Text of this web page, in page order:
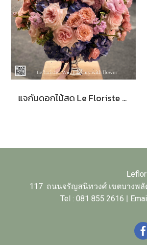
แจกันดอกไม้สด Le Floriste Signature Vases No. 37 (พรีเมียม)
117 ถนนจรัญสนิทวงศ์ เขตบางพลั
Tel : 081 855 2616 |